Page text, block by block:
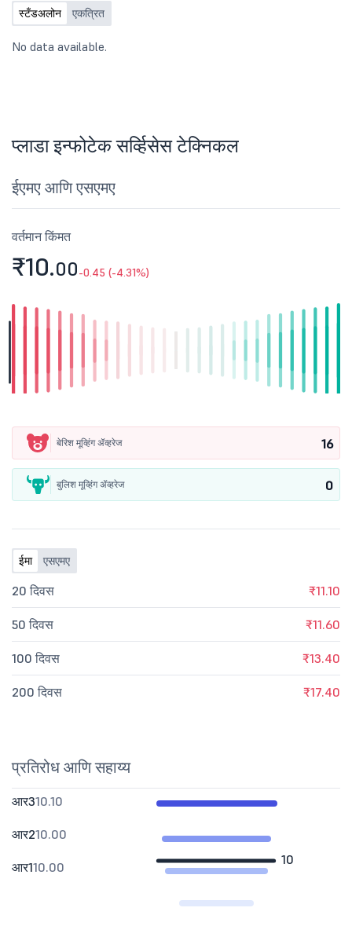
स्टँडअलोन एकत्रित
No data available.
प्लाडा इन्फोटेक सर्व्हिसेस टेक्निकल
ईएमए आणि एसएमए
वर्तमान किंमत
₹10.00-0.45 (-4.31%)
बेरिश मूव्हिंग ॲव्हरेज 16
बुलिश मूव्हिंग ॲव्हरेज 0
ईमा एसएमए
20 दिवस ₹11.10
50 दिवस ₹11.60
100 दिवस ₹13.40
200 दिवस ₹17.40
प्रतिरोध आणि सहाय्य
10
आर310.10
आर210.00
आर110.00